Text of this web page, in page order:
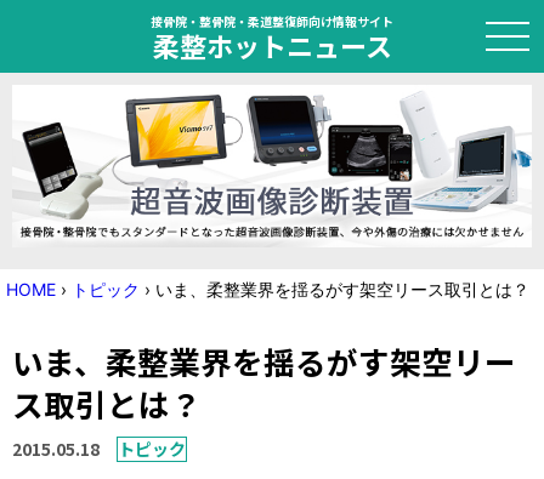
接骨院・整骨院・柔道整復師向け情報サイト
柔整ホットニュース
HOME
トピック
ニュース
国家試験対策
学会・セミナー情報
HOME › トピック › いま、柔整業界を揺るがす架空リース取引とは？
いま、柔整業界を揺るがす架空リー
ス取引とは？
2015.05.18 トピック